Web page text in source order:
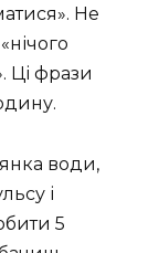
Не
Ці фрази
води,
і
5